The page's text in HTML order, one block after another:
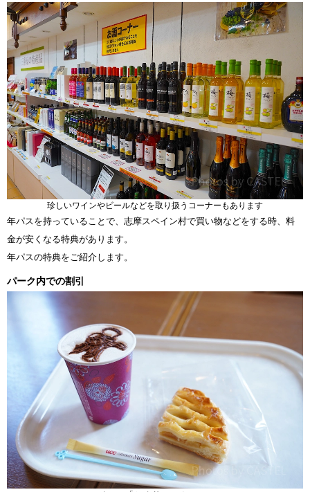
珍しいワインやビールなどを取り扱うコーナーもあります
年パスを持っていることで、志摩スペイン村で買い物などをする時、料
金が安くなる特典があります。
年パスの特典をご紹介します。
パーク内での割引